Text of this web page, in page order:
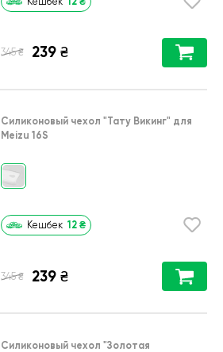
345 ₴ 239 ₴
Силиконовый чехол "Тату Викинг" для
Meizu 16S
Кешбек 12 ₴
345 ₴ 239 ₴
Силиконовый чехол "Золотая